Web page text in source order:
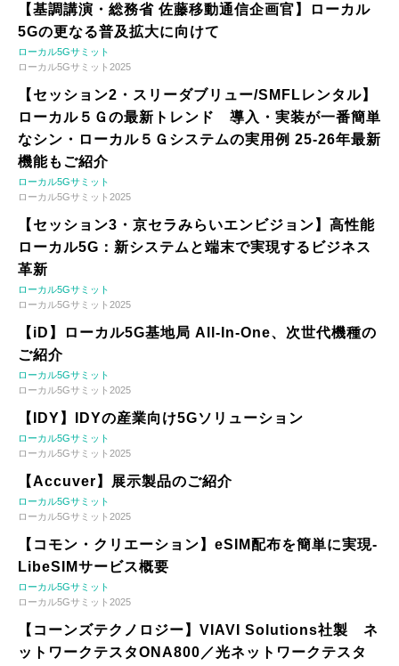
【基調講演・総務省 佐藤移動通信企画官】ローカル
5Gの更なる普及拡大に向けて
ローカル5Gサミット
ローカル5Gサミット2025
【セッション2・スリーダブリュー/SMFLレンタル】
ローカル５Ｇの最新トレンド 導入・実装が一番簡単
なシン・ローカル５Ｇシステムの実用例 25-26年最新
機能もご紹介
ローカル5Gサミット
ローカル5Gサミット2025
【セッション3・京セラみらいエンビジョン】高性能
ローカル5G：新システムと端末で実現するビジネス
革新
ローカル5Gサミット
ローカル5Gサミット2025
【iD】ローカル5G基地局 All-In-One、次世代機種の
ご紹介
ローカル5Gサミット
ローカル5Gサミット2025
【IDY】IDYの産業向け5Gソリューション
ローカル5Gサミット
ローカル5Gサミット2025
【Accuver】展示製品のご紹介
ローカル5Gサミット
ローカル5Gサミット2025
【コモン・クリエーション】eSIM配布を簡単に実現-
LibeSIMサービス概要
ローカル5Gサミット
ローカル5Gサミット2025
【コーンズテクノロジー】VIAVI Solutions社製 ネ
ットワークテスタONA800／光ネットワークテスタ